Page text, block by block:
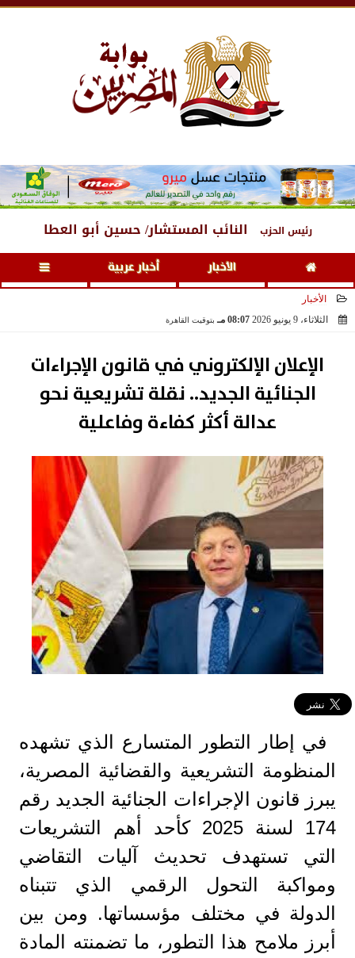
رئيس الحزب النائب المستشار/ حسين أبو العطا
الأخبار أخبار عربية
الأخبار
الثلاثاء، 9 يونيو 2026
08:07 مـ بتوقيت القاهرة
الإعلان الإلكتروني في قانون الإجراءات
الجنائية الجديد.. نقلة تشريعية نحو
عدالة أكثر كفاءة وفاعلية
في إطار التطور المتسارع الذي تشهده
المنظومة التشريعية والقضائية المصرية،
يبرز قانون الإجراءات الجنائية الجديد رقم
174 لسنة 2025 كأحد أهم التشريعات
التي تستهدف تحديث آليات التقاضي
ومواكبة التحول الرقمي الذي تتبناه
الدولة في مختلف مؤسساتها. ومن بين
أبرز ملامح هذا التطور، ما تضمنته المادة